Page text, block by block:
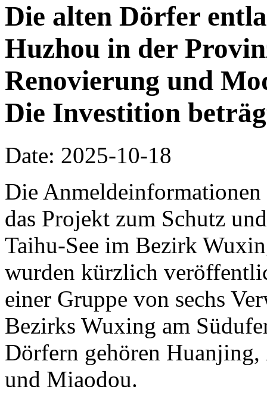
Die alten Dörfer
Huzhou in der
Renovierung und
Die Investition
Date: 2025-10-18
Die
das Projekt zum Schutz
Taihu-See im Bezirk
wurden kürzlich
einer Gruppe von sechs
Bezirks Wuxing am
Dörfern gehören
und Miaodou.